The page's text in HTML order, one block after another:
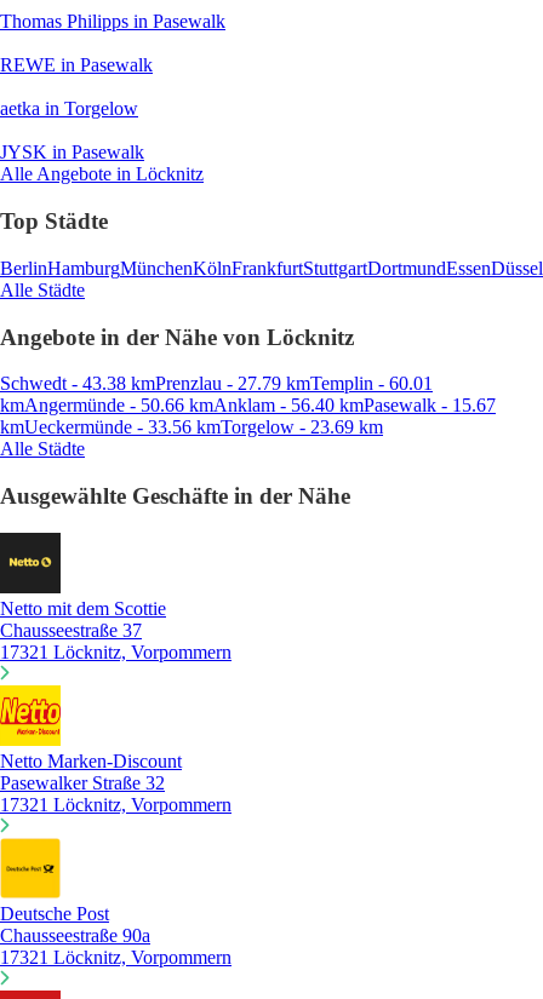
Thomas Philipps in Pasewalk
REWE in Pasewalk
aetka in Torgelow
JYSK in Pasewalk
Alle Angebote in Löcknitz
Top Städte
BerlinHamburgMünchenKölnFrankfurtStuttgartDortmundEssen
Alle Städte
Angebote in der Nähe von Löcknitz
Schwedt - 43.38 kmPrenzlau - 27.79 kmTemplin - 60.01
kmAngermünde - 50.66 kmAnklam - 56.40 kmPasewalk - 15.67
kmUeckermünde - 33.56 kmTorgelow - 23.69 km
Alle Städte
Ausgewählte Geschäfte in der Nähe
Netto mit dem Scottie
Chausseestraße 37
17321 Löcknitz, Vorpommern
Netto Marken-Discount
Pasewalker Straße 32
17321 Löcknitz, Vorpommern
Deutsche Post
Chausseestraße 90a
17321 Löcknitz, Vorpommern